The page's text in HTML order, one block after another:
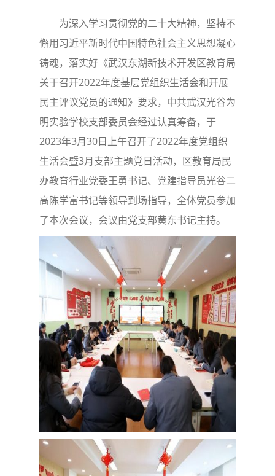
为深入学习贯彻党的二十大精神，坚持不
懈用习近平新时代中国特色社会主义思想凝心
铸魂，落实好《武汉东湖新技术开发区教育局
关于召开2022年度基层党组织生活会和开展
民主评议党员的通知》要求，中共武汉光谷为
明实验学校支部委员会经过认真筹备，于
2023年3月30日上午召开了2022年度党组织
生活会暨3月支部主题党日活动，区教育局民
办教育行业党委王勇书记、党建指导员光谷二
高陈学富书记等领导到场指导，全体党员参加
了本次会议，会议由党支部黄东书记主持。